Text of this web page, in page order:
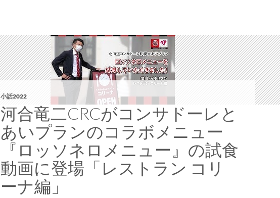
小話2022
河合竜二CRCがコンサドーレと
あいプランのコラボメニュー
『ロッソネロメニュー』の試食
動画に登場「レストラン コリ
ーナ編」